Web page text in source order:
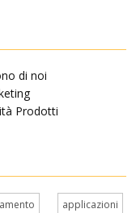
di noi
Prodotti
applicazioni